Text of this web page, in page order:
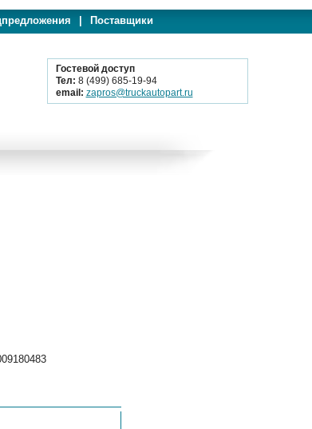
Поставщики
Гостевой доступ
Тел: 8 (499) 685-19-94
email: zapros@truckautopart.ru